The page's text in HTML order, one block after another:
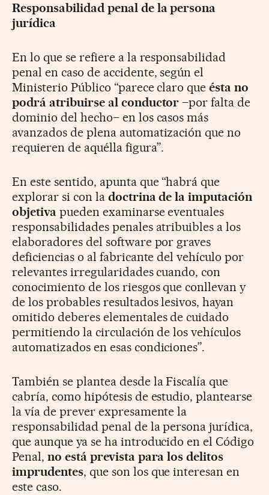
Responsabilidad penal de la persona
jurídica
En lo que se refiere a la responsabilidad
penal en caso de accidente, según el
Ministerio Público “parece claro queésta no
podrá atribuirse al conductor –por falta de
dominio del hecho– en los casos más
avanzados de plena automatización que no
requieren de aquélla figura”.
En este sentido, apunta que “habrá que
explorar si con la doctrina de la imputación
objetiva pueden examinarse eventuales
responsabilidades penales atribuibles a los
elaboradores del software por graves
deficiencias o al fabricante del vehículo por
relevantes irregularidades cuando, con
conocimiento de los riesgos que conllevan y
de los probables resultados lesivos, hayan
omitido deberes elementales de cuidado
permitiendo la circulación de los vehículos
automatizados en esas condiciones”.
También se plantea desde la Fiscalía que
cabría, como hipótesis de estudio, plantearse
la vía de prever expresamente la
responsabilidad penal de la persona jurídica,
que aunque ya se ha introducido en el Código
Penal, no está prevista para los delitos
imprudentes, que son los que interesan en
este caso.